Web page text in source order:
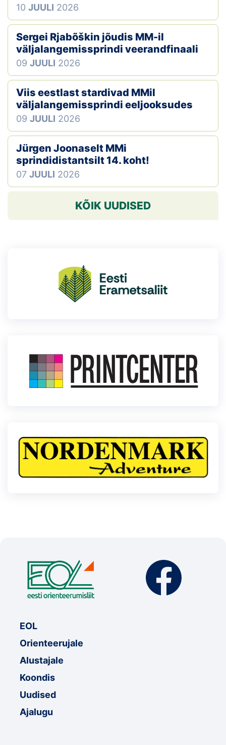
10 JUULI 2026
Sergei Rjabõškin jõudis MM-il
väljalangemissprindi veerandfinaali
09 JUULI 2026
Viis eestlast stardivad MMil
väljalangemissprindi eeljooksudes
09 JUULI 2026
Jürgen Joonaselt MMi
sprindidistantsilt 14. koht!
07 JUULI 2026
KÕIK UUDISED
EOL
Orienteerujale
Alustajale
Koondis
Uudised
Ajalugu